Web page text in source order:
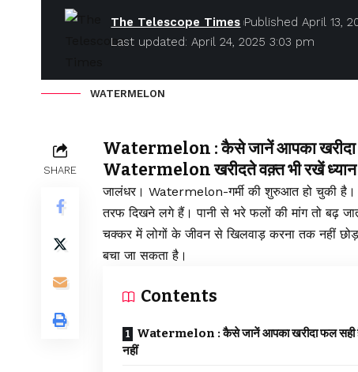
Last updated: April 24, 2025 3:03 pm
The Telescope Times Published April 13,
WATERMELON
SHARE
Watermelon : कैसे जानें आपका खरीदा
Watermelon खरीदते वक़्त भी रखें ध्यान
जालंधर। Watermelon-गर्मी की शुरुआत हो चुकी
तरफ दिखने लगे हैं। पानी से भरे फलों की मांग तो बढ़
चक्कर में लोगों के जीवन से खिलवाड़ करना तक नहीं
बचा जा सकता है।
Contents
Watermelon : कैसे जानें आपका खरीदा फल सही
नहीं